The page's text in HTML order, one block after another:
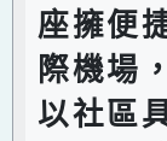
座擁便
際機場
以社區